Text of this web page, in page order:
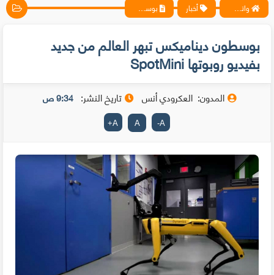
واتس آب ، فيسبوك ، أنترنت ، شروحات تقنية حصرية - المحترف أخبار بوسطون ديناميكس تبهر العالم من جديد بفيديو روبوتها SpotMini
بوسطون ديناميكس تبهر العالم من جديد
بفيديو روبوتها SpotMini
المدون: العكرودي أنس تاريخ النشر: 9:34 ص
A
-
A
A
+